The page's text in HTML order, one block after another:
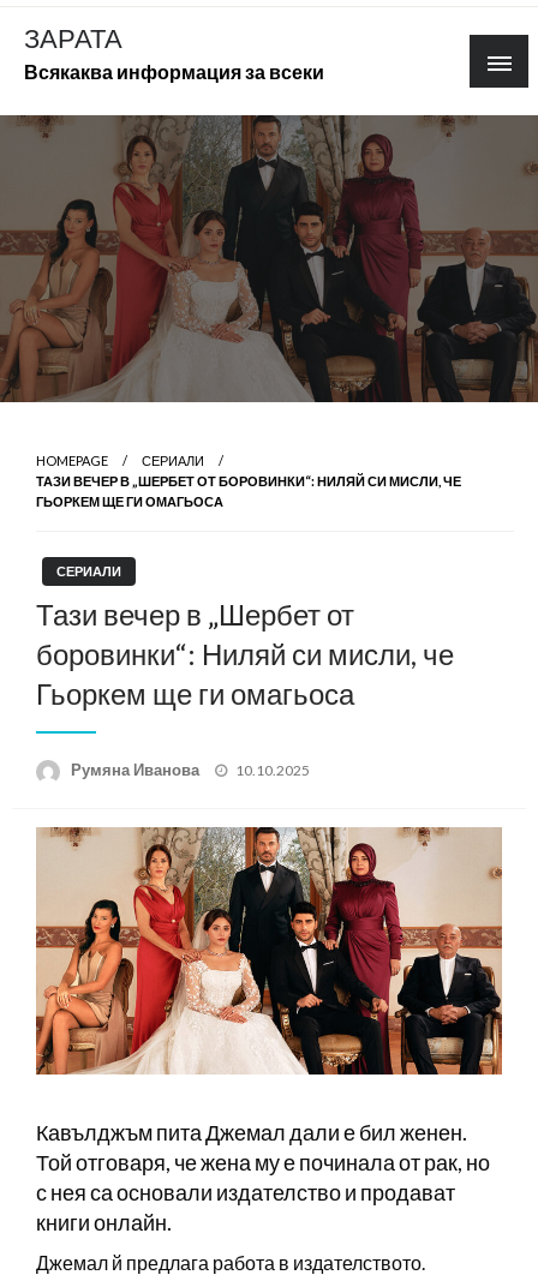
Skip
content
ЗАРАТА
Всякаква информация за всеки
HOMEPAGE
СЕРИАЛИ
ТАЗИ ВЕЧЕР В „ШЕРБЕТ ОТ БОРОВИНКИ“: НИЛЯЙ СИ МИСЛИ, ЧЕ
ГЬОРКЕМ ЩЕ ГИ ОМАГЬОСА
СЕРИАЛИ
Тази вечер в „Шербет от
боровинки“: Ниляй си мисли, че
Гьоркем ще ги омагьоса
Румяна Иванова
Posted
10.10.2025
Кавълджъм пита Джемал дали е бил женен.
Той отговаря, че жена му е починала от рак, но
с нея са основали издателство и продават
книги онлайн.
Джемал й предлага работа в издателството.